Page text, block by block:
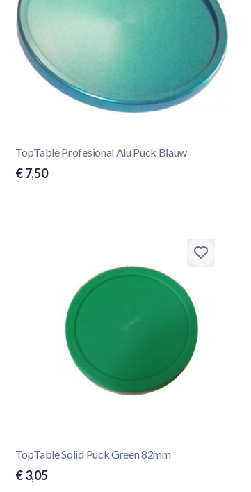
TopTable Profesional Alu Puck Blauw
€ 7,50
TopTable Solid Puck Green 82mm
€ 3,05